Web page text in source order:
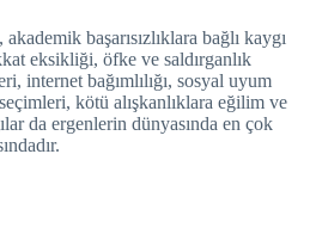
başarısızlıklara bağlı kaygı
eksikliği, öfke ve saldırganlık
internet bağımlılığı, sosyal uyum
kötü alışkanlıklara eğilim ve
da ergenlerin dünyasında en çok